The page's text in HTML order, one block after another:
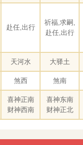
赴任,出行
祈福,求嗣,
赴任,出行
天河水 大驿土
煞西 煞南
喜神正南
财神西南
喜神东南
财神正北